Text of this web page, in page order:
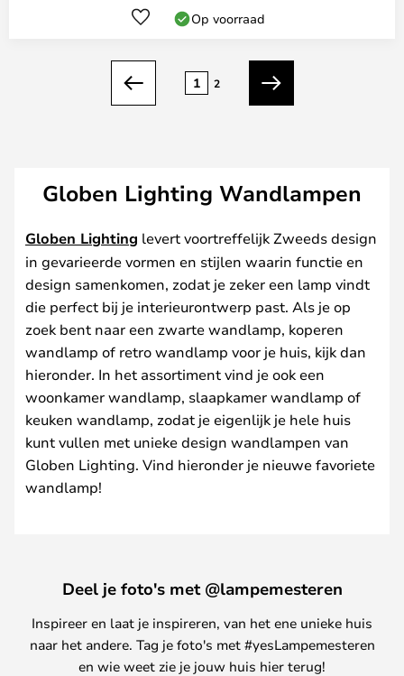
Op voorraad
Vorige
1 2
Volgende
Globen Lighting Wandlampen
Globen Lighting levert voortreffelijk Zweeds design
in gevarieerde vormen en stijlen waarin functie en
design samenkomen, zodat je zeker een lamp vindt
die perfect bij je interieurontwerp past. Als je op
zoek bent naar een zwarte wandlamp, koperen
wandlamp of retro wandlamp voor je huis, kijk dan
hieronder. In het assortiment vind je ook een
woonkamer wandlamp, slaapkamer wandlamp of
keuken wandlamp, zodat je eigenlijk je hele huis
kunt vullen met unieke design wandlampen van
Globen Lighting. Vind hieronder je nieuwe favoriete
wandlamp!
Deel je foto's met @lampemesteren
Inspireer en laat je inspireren, van het ene unieke huis
naar het andere. Tag je foto's met #yesLampemesteren
en wie weet zie je jouw huis hier terug!